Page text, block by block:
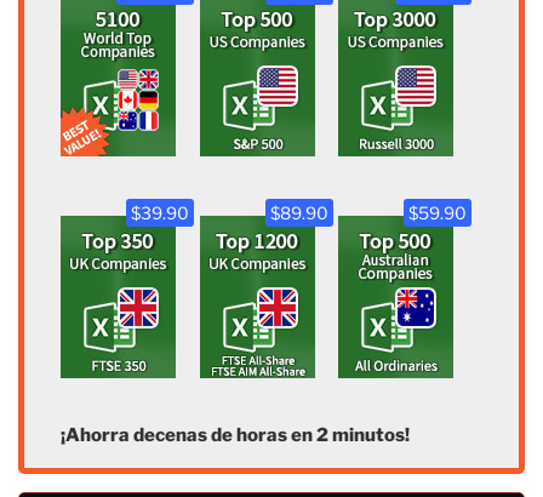
$39.90 $89.90 $59.90
¡Ahorra decenas de horas en 2 minutos!